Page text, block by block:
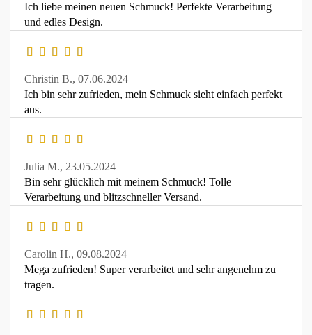
Ich liebe meinen neuen Schmuck! Perfekte Verarbeitung
und edles Design.
Christin B., 07.06.2024
Ich bin sehr zufrieden, mein Schmuck sieht einfach perfekt
aus.
Julia M., 23.05.2024
Bin sehr glücklich mit meinem Schmuck! Tolle
Verarbeitung und blitzschneller Versand.
Carolin H., 09.08.2024
Mega zufrieden! Super verarbeitet und sehr angenehm zu
tragen.